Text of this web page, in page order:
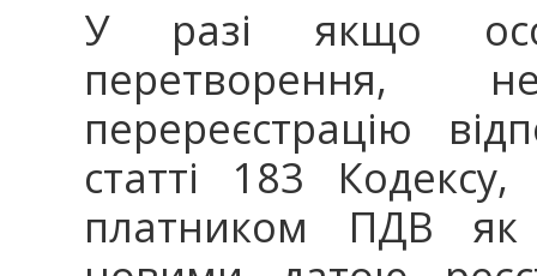
У разі якщо
перетворення,
перереєстрацію
статті 183
платником ПДВ як